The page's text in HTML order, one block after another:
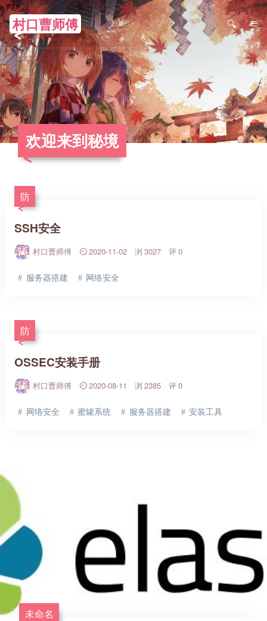
村口曹师傅 ≡
欢迎来到秘境
防
SSH安全
村口曹师傅 2020-11-02 3027 0
服务器搭建 网络安全
防
OSSEC安装手册
村口曹师傅 2020-08-11 2385 0
网络安全 蜜罐系统 服务器搭建 安装工具
未命名